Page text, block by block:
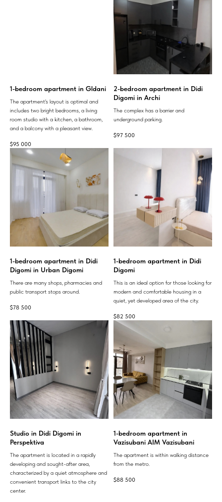
1-bedroom apartment in Gldani
The apartment's layout is optimal and
includes two bright bedrooms, a living
room studio with a kitchen, a bathroom,
and a balcony with a pleasant view.
$95 000
2-bedroom apartment in Didi
Digomi in Archi
The complex has a barrier and
underground parking.
$97 500
1-bedroom apartment in Didi
Digomi in Urban Digomi
There are many shops, pharmacies and
public transport stops around.
$78 500
1-bedroom apartment in Didi
Digomi
This is an ideal option for those looking for
modern and comfortable housing in a
quiet, yet developed area of ​​the city.
$82 500
Studio in Didi Digomi in
Perspektiva
The apartment is located in a rapidly
developing and sought-after area,
characterized by a quiet atmosphere and
convenient transport links to the city
center.
1-bedroom apartment in
Vazisubani AIM Vazisubani
The apartment is within walking distance
from the metro.
$88 500